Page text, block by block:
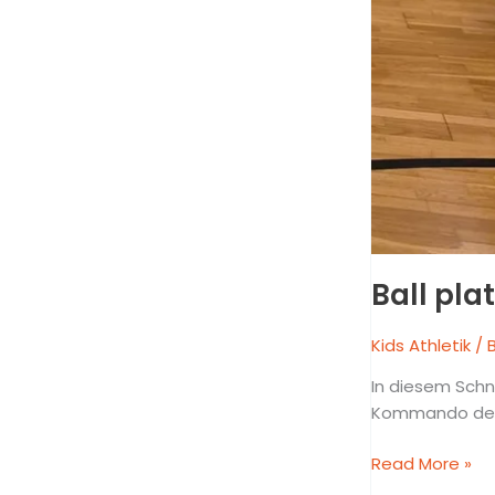
Ball
Kids Athletik /
In diesem
Kommando
Read More »